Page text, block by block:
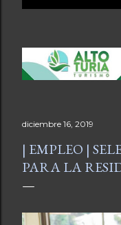
diciembre 16, 2019
| EMPLEO |
PARA LA